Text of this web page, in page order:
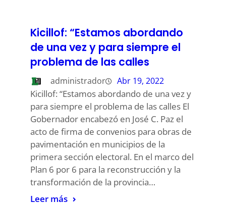
Kicillof: “Estamos abordando
de una vez y para siempre el
problema de las calles
administrador Abr 19, 2022
Kicillof: “Estamos abordando de una vez y
para siempre el problema de las calles El
Gobernador encabezó en José C. Paz el
acto de firma de convenios para obras de
pavimentación en municipios de la
primera sección electoral. En el marco del
Plan 6 por 6 para la reconstrucción y la
transformación de la provincia…
Leer más